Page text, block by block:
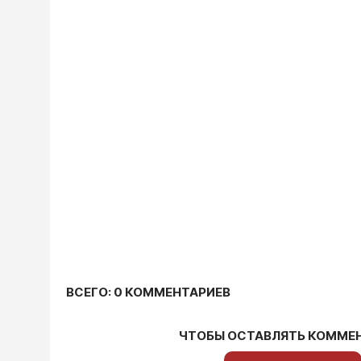
ВСЕГО: 0 КОММЕНТАРИЕВ
ЧТОБЫ ОСТАВЛЯТЬ